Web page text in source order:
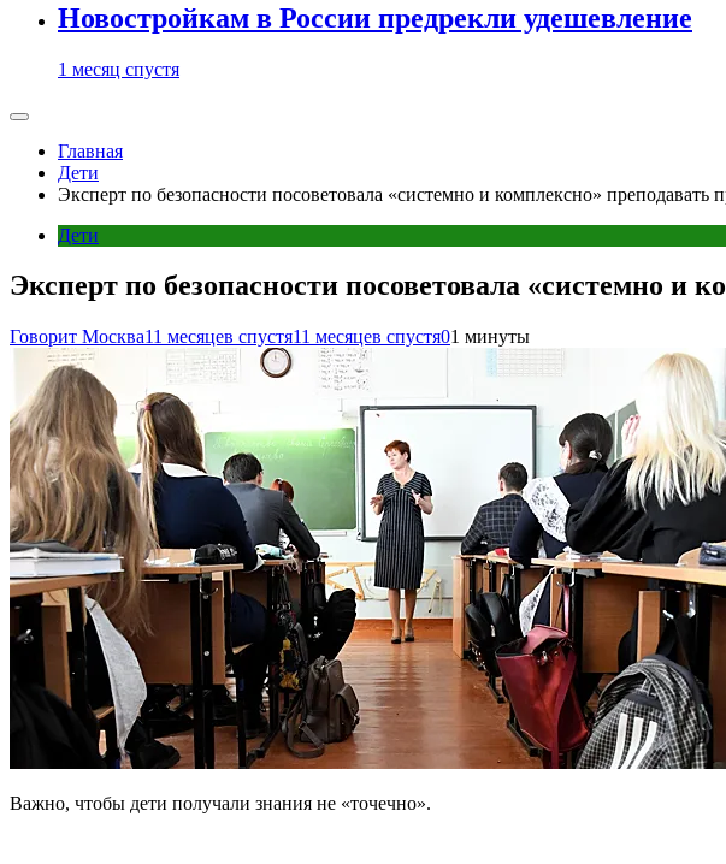
Новостройкам в России предрекли удешевление
1 месяц спустя
Главная
Дети
Эксперт по безопасности посоветовала «системно и комплексно»
Дети
Эксперт по безопасности посоветовала «системно
Говорит Москва11 месяцев спустя11 месяцев спустя01 минуты
Важно, чтобы дети получали знания не «точечно».